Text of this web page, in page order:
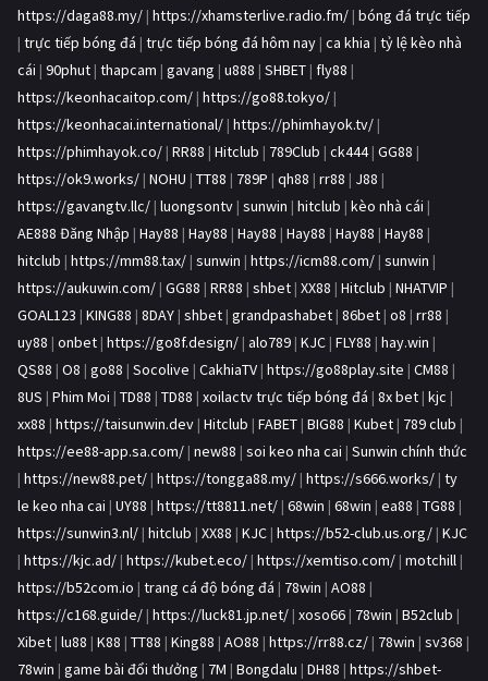
https://daga88.my/ | https://xhamsterlive.radio.fm/ | bóng đá trực tiếp
| trực tiếp bóng đá | trực tiếp bóng đá hôm nay | ca khia | tỷ lệ kèo nhà
cái | 90phut | thapcam | gavang | u888 | SHBET | fly88 |
https://keonhacaitop.com/ | https://go88.tokyo/ |
https://keonhacai.international/ | https://phimhayok.tv/ |
https://phimhayok.co/ | RR88 | Hitclub | 789Club | ck444| GG88 |
https://ok9.works/ | NOHU | TT88 | 789P | qh88 | rr88 | J88 |
https://gavangtv.llc/ | luongsontv | sunwin | hitclub | kèo nhà cái |
AE888 Đăng Nhập | Hay88 | Hay88 | Hay88 | Hay88 | Hay88 | Hay88 |
hitclub | https://mm88.tax/ | sunwin | https://icm88.com/ | sunwin |
https://aukuwin.com/ | GG88 | RR88 | shbet | XX88 | Hitclub | NHATVIP |
GOAL123 | KING88 | 8DAY | shbet | grandpashabet | 86bet | o8 | rr88 |
uy88 | onbet | https://go8f.design/ | alo789 | KJC | FLY88 | hay.win |
QS88 | O8 | go88 | Socolive | CakhiaTV | https://go88play.site | CM88 |
8US | Phim Moi | TD88 | TD88 | xoilactv trực tiếp bóng đá | 8x bet | kjc |
xx88 | https://taisunwin.dev | Hitclub | FABET | BIG88 | Kubet | 789 club |
https://ee88-app.sa.com/ | new88 | soi keo nha cai | Sunwin chính thức
| https://new88.pet/ | https://tongga88.my/ | https://s666.works/ | ty
le keo nha cai | UY88 | https://tt8811.net/ | 68win | 68win | ea88 | TG88 |
https://sunwin3.nl/ | hitclub | XX88 | KJC | https://b52-club.us.org/ | KJC
| https://kjc.ad/ | https://kubet.eco/ | https://xemtiso.com/ | motchill |
https://b52com.io | trang cá độ bóng đá | 78win | AO88 |
https://c168.guide/ | https://luck81.jp.net/ | xoso66 | 78win | B52club |
Xibet | lu88 | K88 | TT88 | King88 | AO88 | https://rr88.cz/ | 78win | sv368 |
78win | game bài đổi thưởng | 7M | Bongdalu | DH88 | https://shbet-